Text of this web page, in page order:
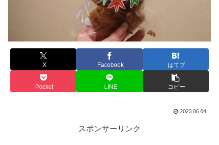
X Facebook はてブ
Pocket LINE コピー
2023.06.04
スポンサーリンク